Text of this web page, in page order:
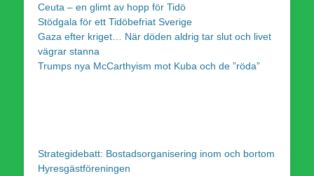
Ceuta – en glimt av hopp för Tidö
Stödgala för ett Tidöbefriat Sverige
Gaza efter kriget… När döden aldrig tar slut och livet
vägrar stanna
Trumps nya McCarthyism mot Kuba och de ”röda”
Strategidebatt: Bostadsorganisering inom och bortom
Hyresgästföreningen